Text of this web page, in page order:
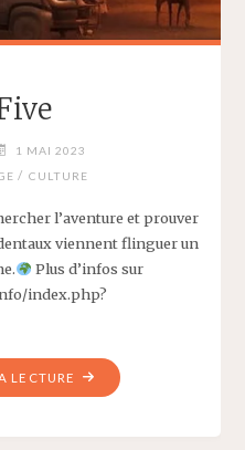
1 MAI 2023
/ CULTURE
l’aventure et prouver
viennent flinguer un
Plus d’infos sur
index.php?
LECTURE
"BIG